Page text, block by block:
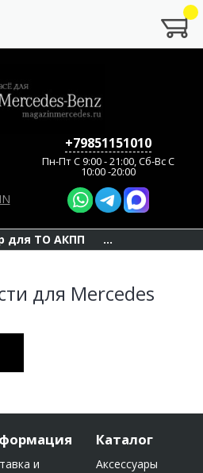
+79851151010
Пн-Пт C 9:00 - 21:00, Сб-Вс С
10:00 -20:00
для ТО АКПП ...
для Mercedes
и
Каталог
Аксессуары